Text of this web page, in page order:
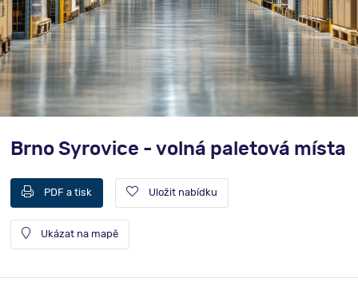
Brno Syrovice - volná paletová místa
PDF a tisk Uložit nabídku
Ukázat na mapě